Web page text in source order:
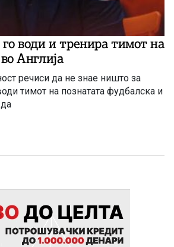
води и тренира тимот на
Англија
речиси да не знае ништо за
тимот на познатата фудбалска и